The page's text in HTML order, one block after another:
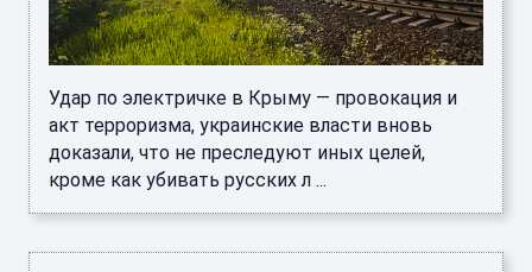
Удар по электричке в Крыму — провокация и
акт терроризма, украинские власти вновь
доказали, что не преследуют иных целей,
кроме как убивать русских л ...